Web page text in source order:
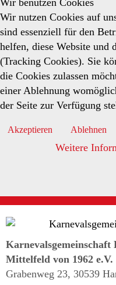
Karnevalsgemeinschaft
Mittelfeld von 1962 e.V.
Grabenweg 23, 30539
Wir nutzen Cookies auf
sind essenziell für den
helfen, diese Website und
(Tracking Cookies). Sie
die Cookies zulassen
einer Ablehnung
der Seite zur Verfügung
Akzeptieren Ablehnen
Weitere